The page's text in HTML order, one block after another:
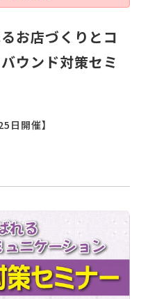
お店づくりとコ
ウンド対策セミ
日開催】